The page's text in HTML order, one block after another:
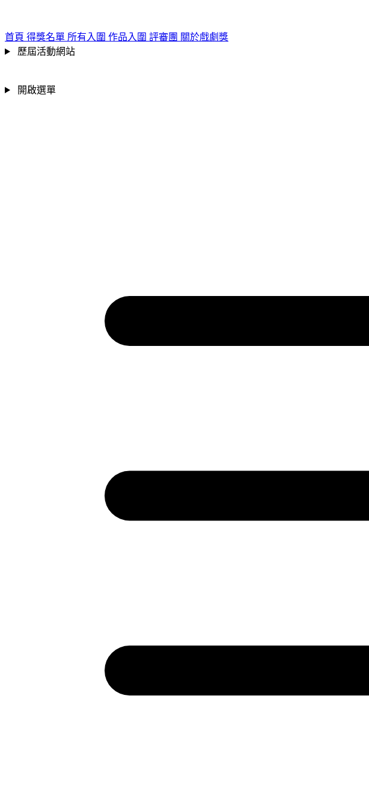
:::
首頁 得獎名單 所有入圍 作品入圍 評審團 關於戲劇獎
歷屆活動網站
開啟選單